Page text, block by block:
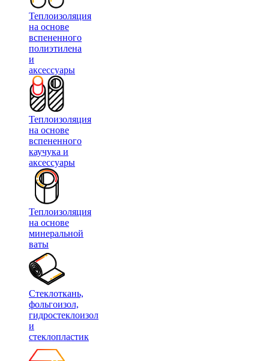
Теплоизоляция
на основе
вспененного
полиэтилена
и
аксессуары
Теплоизоляция
на основе
вспененного
каучука и
аксессуары
Теплоизоляция
на основе
минеральной
ваты
Стеклоткань,
фольгоизол,
гидростеклоизол
и
стеклопластик